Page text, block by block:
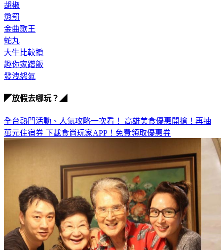
胡椒
懲罰
金曲歌王
蛇丸
大牛比較攬
趣你家蹭飯
發洩怨氣
◤放假去哪玩？◢
全台熱門活動、人氣攻略一次看！ 高雄美食優惠開搶！再抽
萬元住宿券 下載食尚玩家APP！免費領取優惠券